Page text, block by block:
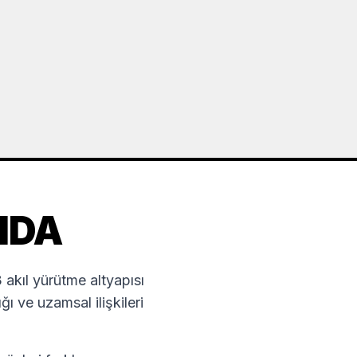
yürütme altyapısı
ve uzamsal ilişkileri